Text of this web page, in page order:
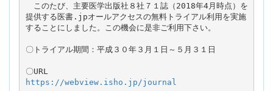
このたび、主要医学出版社８社７１誌（2018年4月時点）を
提供する医書.jpオールアクセスの無料トライアル利用を実施
することにしました。この機会に是非ご利用下さい。
〇URL
https://webview.isho.jp/journal